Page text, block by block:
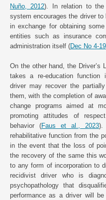
Nuño, 2012). In relation to the
system encourages the driver
in exchange for obtaining
entities such as insurance
administration itself (Dec No 4-19
On the other hand, the Driver’s
takes a re-education
driver may recover the
them, with the completion of
change programs aimed at
promoting attitudes of
behavior (Faus et al., 2023).
rehabilitative function from the
in the event that the loss of
the recovery of the same this
to any form of incorporation to
recidivist driver who is
psychopathology that
performance as a driver will